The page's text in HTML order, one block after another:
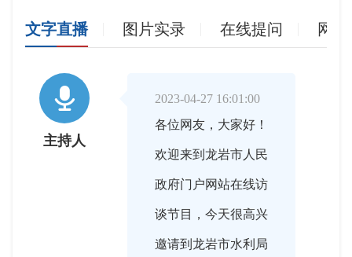
文字直播 图片实录 在线提问 网

主持人
2023-04-27 16:01:00
各位网友，大家好！
欢迎来到龙岩市人民
政府门户网站在线访
谈节目，今天很高兴
邀请到龙岩市水利局